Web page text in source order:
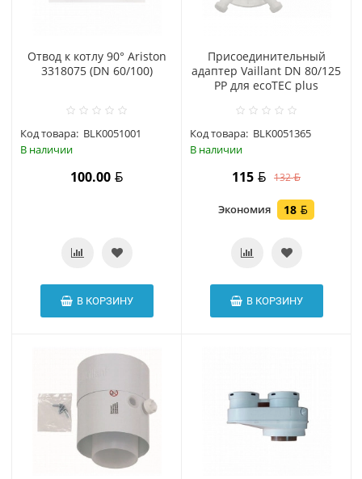
Отвод к котлу 90° Ariston
3318075 (DN 60/100)
Код товара: BLK0051001
В наличии
100.00
В КОРЗИНУ
Присоединительный
адаптер Vaillant DN 80/125
PP для ecoTEC plus
Код товара: BLK0051365
В наличии
115 132
Экономия 18
В КОРЗИНУ